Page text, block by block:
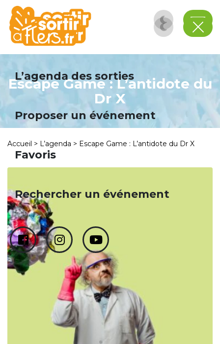
L’agenda des sorties
Proposer un événement
Favoris
Rechercher un événement
Escape Game : L’antidote du
Dr X
Accueil > L’agenda > Escape Game : L’antidote du Dr X
Panneau de gestion des cookies